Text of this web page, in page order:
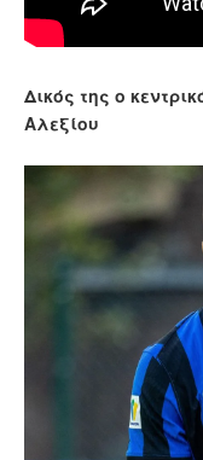
Δικός της ο
Αλεξίου